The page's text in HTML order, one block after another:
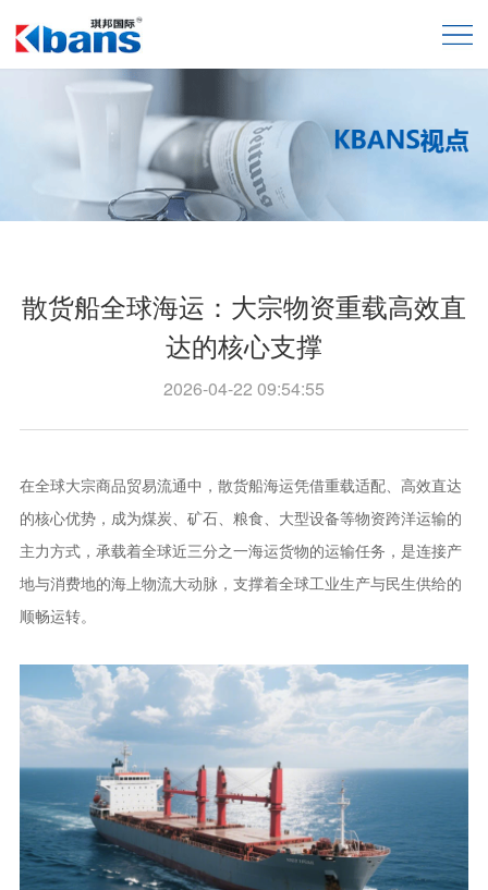
散货船全球海运：大宗物资重载高效直
达的核心支撑
2026-04-22 09:54:55
在全球大宗商品贸易流通中，散货船海运凭借重载适配、高效直达
的核心优势，成为煤炭、矿石、粮食、大型设备等物资跨洋运输的
主力方式，承载着全球近三分之一海运货物的运输任务，是连接产
地与消费地的海上物流大动脉，支撑着全球工业生产与民生供给的
顺畅运转。